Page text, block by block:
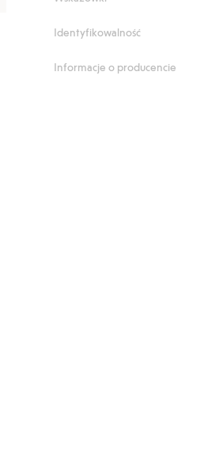
Identyfikowalność
Informacje o producencie